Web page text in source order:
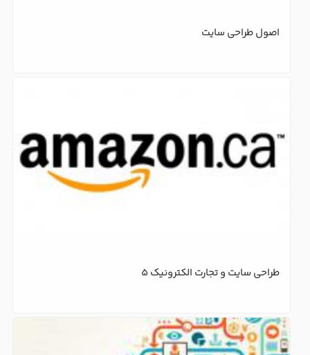
اصول طراحی سایت
طراحی سایت و تجارت الکترونیک 5